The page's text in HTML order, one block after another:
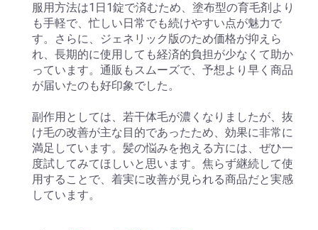
服用方法は1日1錠で済むため、塗布型の育毛剤より
も手軽で、忙しい日常でも続けやすい点が魅力で
す。さらに、ジェネリック版のため価格が抑えら
れ、長期的に使用しても経済的負担が少なくて助か
っています。通販もスムーズで、予想より早く商品
が届いたのも好印象でした。
副作用としては、若干体毛が濃くなりましたが、抜
け毛の改善が主な目的であったため、効果に非常に
満足しています。髪の悩みを抱える方には、ぜひ一
度試してみてほしいと思います。焦らず継続して使
用することで、着実に改善が見られる商品だと実感
しています。